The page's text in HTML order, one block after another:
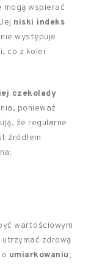
wspierać
niski indeks
występuje
co z kolei
czekolady
ponieważ
że regularne
źródłem
wartościowym
zdrową
umiarkowaniu;